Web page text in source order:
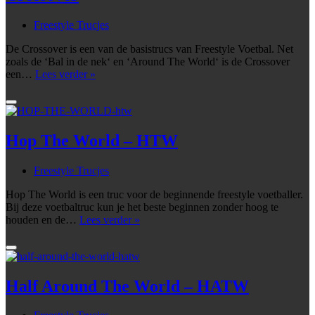
Freestyle Trucjes
De Crossover is een van de basistrucs van Freestyle Voetbal. Net
zoals de ‘Bal in de nek‘ en ‘Around The World‘ is de Crossover
een… Lees verder »
Hop The World – HTW
Freestyle Trucjes
Hop The World is een truc voor de beginnende freestyle voetballer.
Bij deze voetbaltruc kun je het beste beginnen zonder hoog te
houden en de… Lees verder »
–
Half Around The World – HATW